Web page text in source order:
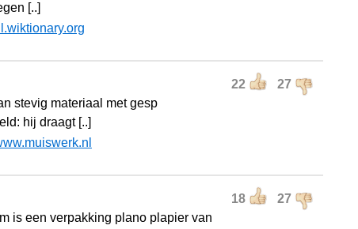
[..]
22 27
stevig materiaal met gesp
hij draagt [..]
18 27
is een verpakking plano plapier van